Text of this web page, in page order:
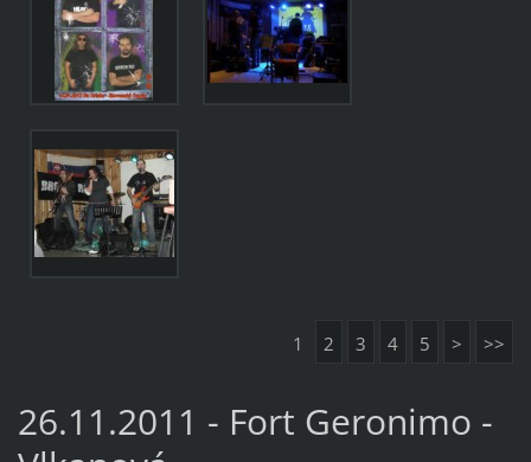
1 2 3 4 5 > >>
26.11.2011 - Fort Geronimo -